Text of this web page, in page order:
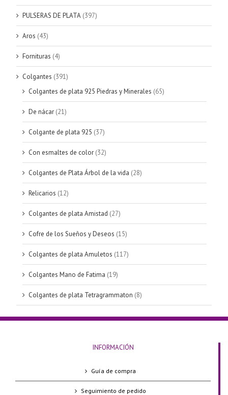
PULSERAS DE PLATA (397)
Aros (43)
Fornituras (4)
Colgantes (391)
Colgantes de plata 925 Piedras y Minerales (65)
De nácar (21)
Colgante de plata 925 (37)
Con esmaltes de color (32)
Colgantes de Plata Árbol de la vida (28)
Relicarios (12)
Colgantes de plata Amistad (27)
Cofre de los Sueños y Deseos (15)
Colgantes de plata Amuletos (117)
Colgantes Mano de Fatima (19)
Colgantes de plata Tetragrammaton (8)
INFORMACIÓN
Guía de compra
Seguimiento de pedido